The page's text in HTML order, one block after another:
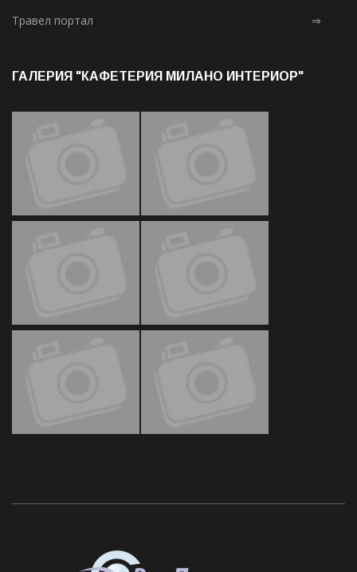
Травел портал ⇒
ГАЛЕРИЯ "КАФЕТЕРИЯ МИЛАНО ИНТЕРИОР"